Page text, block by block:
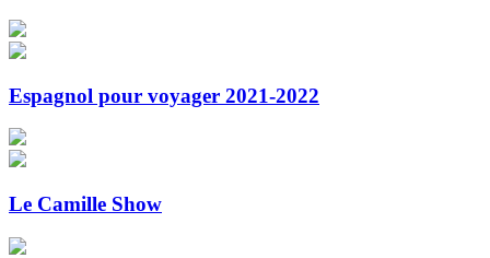
Espagnol pour voyager 2021-2022
Le Camille Show